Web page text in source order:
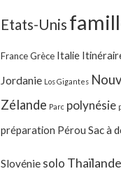
Etats-Unis
France Grèce Italie
Jordanie Los Gigantes
Zélande Parc polynésie
préparation Pérou Sac à
Slovénie solo Thaïlande